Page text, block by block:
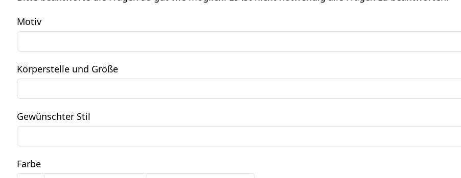
Motiv
Körperstelle und Größe
Gewünschter Stil
Farbe